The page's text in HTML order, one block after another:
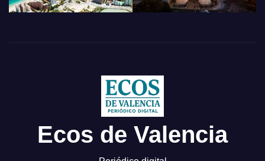
Ecos de Valencia